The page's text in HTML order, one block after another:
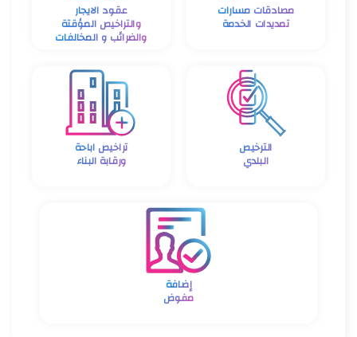
مصادقات مسارات
تمديدات الخدمة
عقود الايجار
والتراخيص المؤقتة
والضرائب و المخالفات
الترخيص
البلدي
تراخيص اباحة
ورقابة البناء
إضافة
مفوض